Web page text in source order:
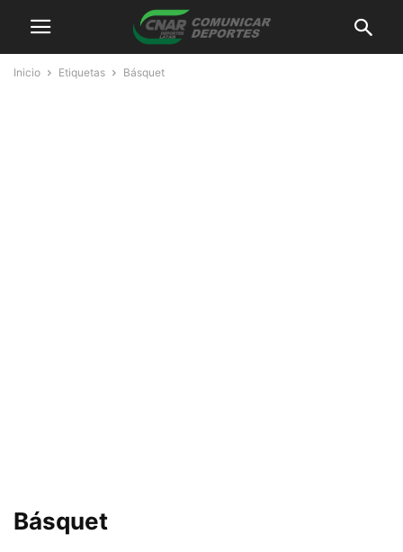
Inicio Etiquetas Básquet
Básquet